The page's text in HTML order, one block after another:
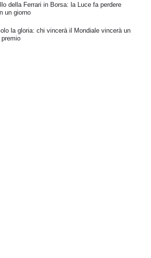
della Ferrari in Borsa: la Luce fa perdere
un giorno
la gloria: chi vincerà il Mondiale vincerà un